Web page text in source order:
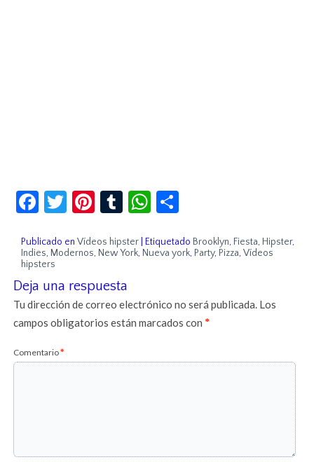
Facebook
Twitter
Pinterest
TumblrWhatsApp
Publicado en Vídeos hipster |Etiquetado Brooklyn, Fiesta, Hipster,
Indies, Modernos, New York, Nueva york, Party, Pizza,Vídeos
hipsters
Deja una respuesta
Tu dirección de correo electrónico no será publicada. Los
campos obligatorios están marcados con*
Comentario*